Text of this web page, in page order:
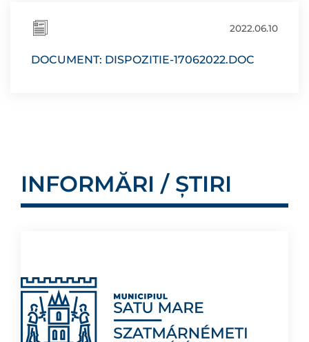
2022.06.10
DOCUMENT: DISPOZITIE-17062022.DOC
INFORMĂRI / ȘTIRI